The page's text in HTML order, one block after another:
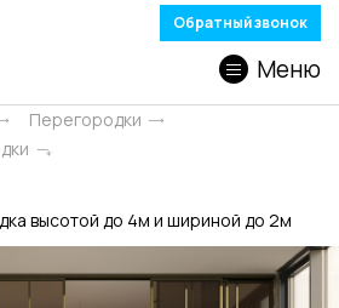
Обратный звонок
Меню
Перегородки
высотой до 4м и шириной до 2м